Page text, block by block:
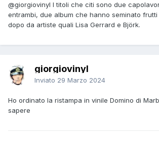
@giorgiovinyl I titoli che citi sono due
entrambi, due album che hanno seminato
dopo da artiste quali Lisa Gerrard e Björk.
giorgiovinyl
Inviato 29 Marzo 2024
Ho ordinato la ristampa in vinile Domino di
sapere